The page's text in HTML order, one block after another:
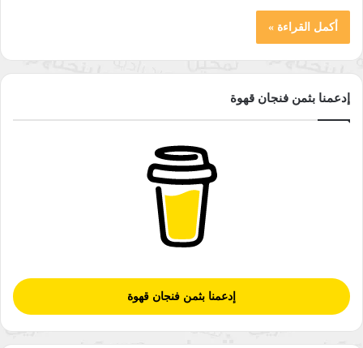
أكمل القراءة »
إدعمنا بثمن فنجان قهوة
إدعمنا بثمن فنجان قهوة